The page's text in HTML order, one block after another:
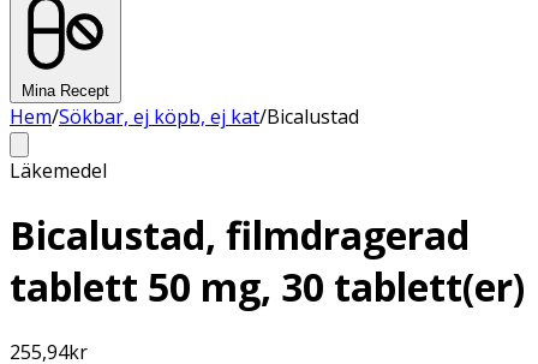
Mina Recept
Hem/Sökbar, ej köpb, ej kat/Bicalustad
Läkemedel
Bicalustad, filmdragerad
tablett 50 mg, 30 tablett(er)
255,94kr